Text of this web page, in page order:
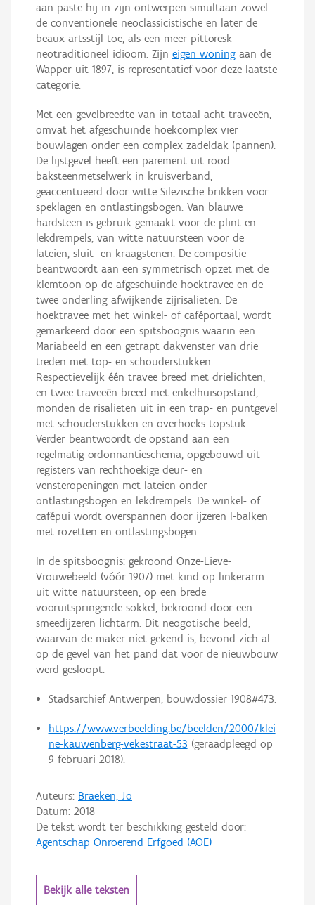
aan paste hij in zijn ontwerpen simultaan zowel
de conventionele neoclassicistische en later de
beaux-artsstijl toe, als een meer pittoresk
neotraditioneel idioom. Zijn eigen woning aan de
Wapper uit 1897, is representatief voor deze laatste
categorie.
Met een gevelbreedte van in totaal acht traveeën,
omvat het afgeschuinde hoekcomplex vier
bouwlagen onder een complex zadeldak (pannen).
De lijstgevel heeft een parement uit rood
baksteenmetselwerk in kruisverband,
geaccentueerd door witte Silezische brikken voor
speklagen en ontlastingsbogen. Van blauwe
hardsteen is gebruik gemaakt voor de plint en
lekdrempels, van witte natuursteen voor de
lateien, sluit- en kraagstenen. De compositie
beantwoordt aan een symmetrisch opzet met de
klemtoon op de afgeschuinde hoektravee en de
twee onderling afwijkende zijrisalieten. De
hoektravee met het winkel- of caféportaal, wordt
gemarkeerd door een spitsboognis waarin een
Mariabeeld en een getrapt dakvenster van drie
treden met top- en schouderstukken.
Respectievelijk één travee breed met drielichten,
en twee traveeën breed met enkelhuisopstand,
monden de risalieten uit in een trap- en puntgevel
met schouderstukken en overhoeks topstuk.
Verder beantwoordt de opstand aan een
regelmatig ordonnantieschema, opgebouwd uit
registers van rechthoekige deur- en
vensteropeningen met lateien onder
ontlastingsbogen en lekdrempels. De winkel- of
cafépui wordt overspannen door ijzeren I-balken
met rozetten en ontlastingsbogen.
In de spitsboognis: gekroond Onze-Lieve-
Vrouwebeeld (vóór 1907) met kind op linkerarm
uit witte natuursteen, op een brede
vooruitspringende sokkel, bekroond door een
smeedijzeren lichtarm. Dit neogotische beeld,
waarvan de maker niet gekend is, bevond zich al
op de gevel van het pand dat voor de nieuwbouw
werd gesloopt.
Stadsarchief Antwerpen, bouwdossier 1908#473.
https://www.verbeelding.be/beelden/2000/klei
ne-kauwenberg-vekestraat-53 (geraadpleegd op
9 februari 2018).
Auteurs: Braeken, Jo
Datum: 2018
De tekst wordt ter beschikking gesteld door:
Agentschap Onroerend Erfgoed (AOE)
Bekijk alle teksten